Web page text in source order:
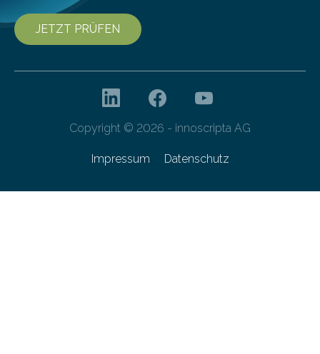
JETZT PRÜFEN
Copyright © 2026 - innoscripta AG
Impressum Datenschutz